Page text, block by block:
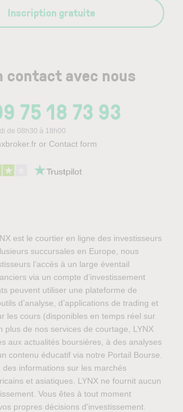
contact avec nous
75 18 73 93
de 08h30 à 18h00
or Contact form
Inscription gratuite
est le courtier en ligne des investisseurs
succursales en Europe, nous
l’accès à un large éventail
via un compte d’investissement
peuvent utiliser une plateforme de
d’analyse, d’applications de trading et
les cours (disponibles en temps réel sur
plus de nos services de courtage, LYNX
aux actualités boursières, à des analyses
contenu éducatif via notre Portail Bourse.
des informations sur les marchés
et asiatiques. LYNX ne fournit aucun
Vous êtes à tout moment
propres décisions d'investissement.